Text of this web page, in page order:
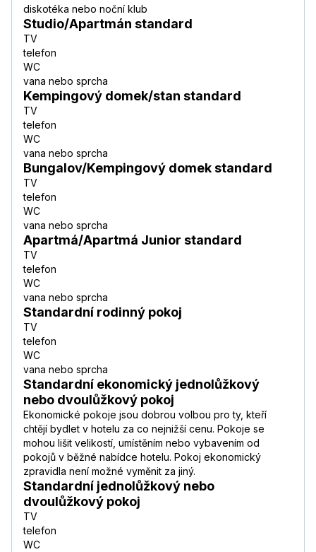
diskotéka nebo noční klub
Studio/Apartmán standard
TV
telefon
WC
vana nebo sprcha
Kempingový domek/stan standard
TV
telefon
WC
vana nebo sprcha
Bungalov/Kempingový domek standard
TV
telefon
WC
vana nebo sprcha
Apartmá/Apartmá Junior standard
TV
telefon
WC
vana nebo sprcha
Standardní rodinný pokoj
TV
telefon
WC
vana nebo sprcha
Standardní ekonomický jednolůžkový
nebo dvoulůžkový pokoj
Ekonomické pokoje jsou dobrou volbou pro ty, kteří
chtějí bydlet v hotelu za co nejnižší cenu. Pokoje se
mohou lišit velikostí, umístěním nebo vybavením od
pokojů v běžné nabídce hotelu. Pokoj ekonomický
zpravidla není možné vyměnit za jiný.
Standardní jednolůžkový nebo
dvoulůžkový pokoj
TV
telefon
WC